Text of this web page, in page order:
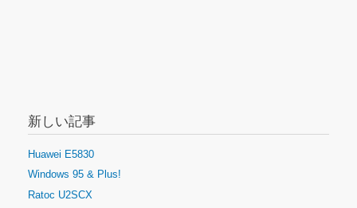
新しい記事
Huawei E5830
Windows 95 & Plus!
Ratoc U2SCX